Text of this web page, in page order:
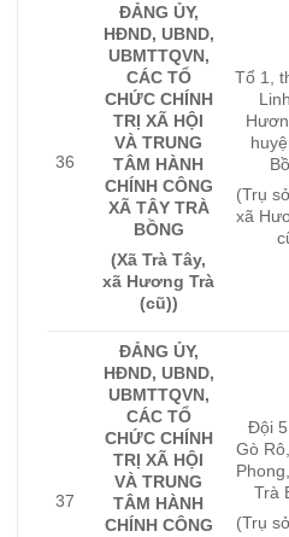
36
ĐẢNG ỦY,
HĐND, UBND,
UBMTTQVN,
CÁC TỔ
CHỨC CHÍNH
TRỊ XÃ HỘI
VÀ TRUNG
TÂM HÀNH
CHÍNH CÔNG
XÃ TÂY TRÀ
BỒNG
(Xã Trà Tây,
xã Hương Trà
(cũ))
Tổ 1,
(Trụ
xã
37
ĐẢNG ỦY,
HĐND, UBND,
UBMTTQVN,
CÁC TỔ
CHỨC CHÍNH
TRỊ XÃ HỘI
VÀ TRUNG
TÂM HÀNH
CHÍNH CÔNG
Đội
Gò
Trà
(Trụ